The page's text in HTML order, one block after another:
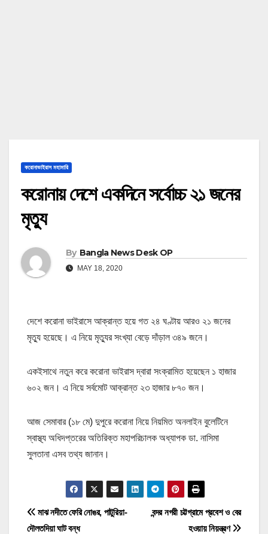
করোনাভাইরাস মহামারি
করোনায় দেশে একদিনে সর্বোচ্চ ২১ জনের
মৃত্যু
By Bangla News Desk OP
MAY 18, 2020
দেশে করোনা ভাইরাসে আক্রান্ত হয়ে গত ২৪ ঘণ্টায় আরও ২১ জনের
মৃত্যু হয়েছে। এ নিয়ে মৃত্যুর সংখ্যা বেড়ে দাঁড়াল ৩৪৯ জনে।
একইসাথে নতুন করে করোনা ভাইরাস দ্বারা সংক্রামিত হয়েছেন ১ হাজার
৬০২ জন। এ নিয়ে সর্বমোট আক্রান্ত ২৩ হাজার ৮৭০ জন।
আজ সেমাবার (১৮ মে) দুপুরে করোনা নিয়ে নিয়মিত অনলাইন বুলেটিনে
স্বাস্থ্য অধিদপ্তরের অতিরিক্ত মহাপরিচালক অধ্যাপক ডা. নাসিমা
সুলতানা এসব তথ্য জানান।
P
বন্দর নগরী চট্টগ্রামে প্রবেশ ও বের
হওয়ায় নিয়ন্ত্রণ
মাঝ নদীতে ফেরি নোঙর, পাটুরিয়া-
দৌলতদিয়া ঘাট বন্ধ